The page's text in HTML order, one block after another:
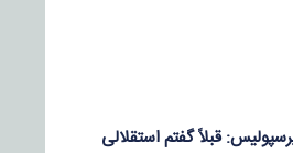
قبلاً گفتم استقلالی